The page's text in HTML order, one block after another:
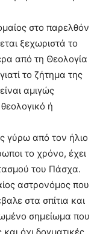
στο παρελθόν
ξεχωριστά το
από τη Θεολογία
το ζήτημα της
αμιγώς
ή
γύρω από τον ήλιο
το χρόνο, έχει
του Πάσχα.
αστρονόμος που
στα σπίτια και
σημείωμα που